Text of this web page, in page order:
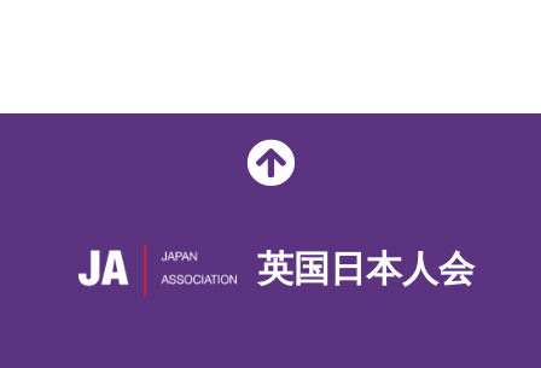
英国日本人会